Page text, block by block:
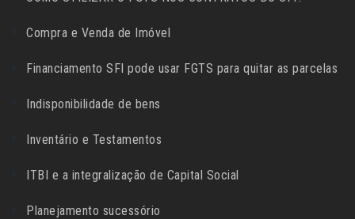
Compra e Venda de Imóvel
Financiamento SFI pode usar FGTS para quitar as parcelas
Indisponibilidade de bens
Inventário e Testamentos
ITBI e a integralização de Capital Social
Planejamento sucessório